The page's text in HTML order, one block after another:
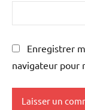
Enregistrer
navigateur pour